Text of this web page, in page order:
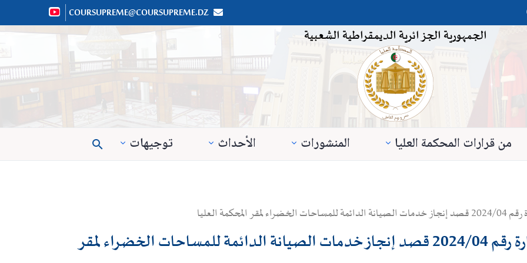


COURSUPREME@COURSUPREME.DZ
الجمهورية الجزائرية الديمقراطية الشعبية
من قرارات المحكمة العليا المنشورات الأحداث توجيهات 
العليا
تعلن المحكمة العليـا عن إجراء إستشارة رقم 2024/04 قصد إنجاز خدمات الصيانة الدائمة للمساحات الخضراء لمقر